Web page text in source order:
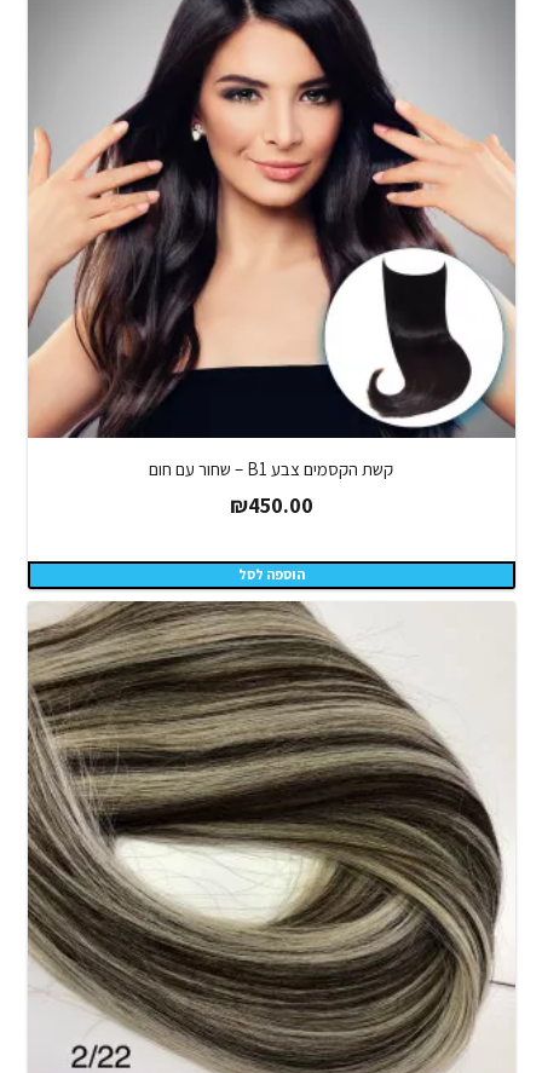
קשת הקסמים צבע B1 – שחור עם חום
₪450.00
הוספה לסל